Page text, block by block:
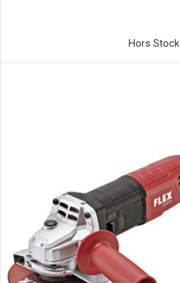
Hors Stock